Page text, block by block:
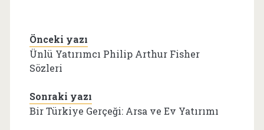
ödemelerim devam
ediyor. Hedefim ise
erken emekli
bağımsızlığımı
kazanabilmek için
Önceki yazı
Ünlü Yatırımcı Philip Arthur Fisher
Sözleri
Sonraki yazı
Bir Türkiye Gerçeği: Arsa ve Ev Yatırımı